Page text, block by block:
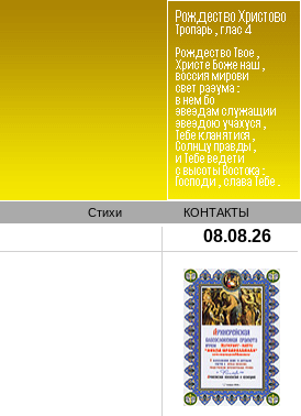
Стихи КОНТАКТЫ
08.08.26